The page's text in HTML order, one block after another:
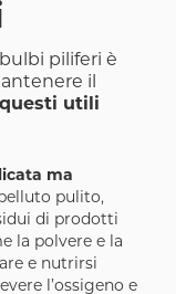
piliferi è
il
utili
ma
pulito,
di prodotti
la polvere e la
e nutrirsi
l’ossigeno e